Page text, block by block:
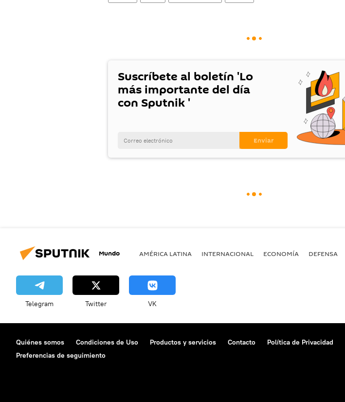
Suscríbete al boletín 'Lo
más importante del día
con Sputnik '
Mundo AMÉRICA LATINA INTERNACIONAL ECONOMÍA DEFENSA
Telegram Twitter VK
Quiénes somos Condiciones de Uso Productos y servicios Contacto Política de Privacidad
Preferencias de seguimiento